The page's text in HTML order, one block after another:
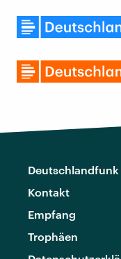
Deutschlandfunk
Kontakt
Empfang
Trophäen